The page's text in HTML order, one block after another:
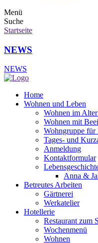
Menü
Suche
Startseite
NEWS
NEWS
Home
Wohnen und Leben
Wohnen im
Wohnen mit
Wohngruppe für
Tages- und
Anmeldung
Kontaktformular
Anna &
Betreutes Arbeiten
Gärtnerei
Werkatelier
Hotellerie
Restaurant zum
Wochenmenü
Wohnen